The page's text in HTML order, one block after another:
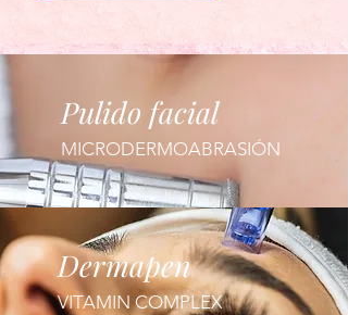
Pulido facial
MICRODERMOABRASIÓN
Dermapen
VITAMIN COMPLEX